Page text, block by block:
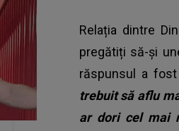
Relația dintre
pregătiți să-și
răspunsul a fost
trebuit să aflu
ar dori cel mai